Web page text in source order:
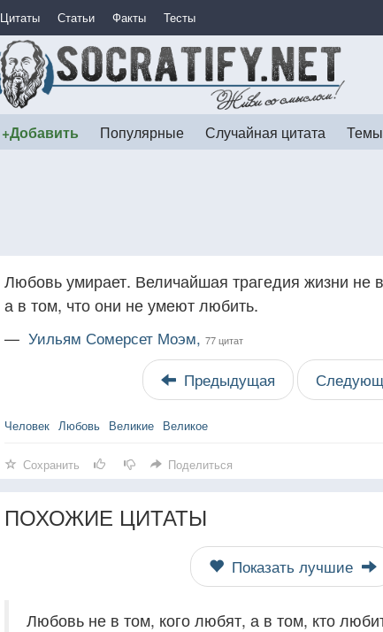
Цитаты Статьи Факты Тесты
+Добавить Популярные Случайная цитата Темы
Любовь умирает. Величайшая трагедия жизни не
а в том, что они не умеют любить.
— Уильям Сомерсет Моэм, 77 цитат
Предыдущая
Человек Любовь Великие Великое
Сохранить Поделиться
ПОХОЖИЕ ЦИТАТЫ
Показать лучшие
Любовь не в том, кого любят, а в том, кто